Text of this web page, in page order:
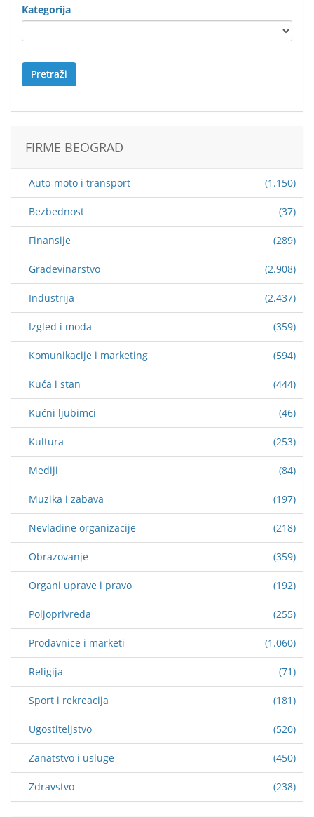
Kategorija
Pretraži
FIRME BEOGRAD
Auto-moto i transport (1.150)
Bezbednost (37)
Finansije (289)
Građevinarstvo (2.908)
Industrija (2.437)
Izgled i moda (359)
Komunikacije i marketing (594)
Kuća i stan (444)
Kućni ljubimci (46)
Kultura (253)
Mediji (84)
Muzika i zabava (197)
Nevladine organizacije (218)
Obrazovanje (359)
Organi uprave i pravo (192)
Poljoprivreda (255)
Prodavnice i marketi (1.060)
Religija (71)
Sport i rekreacija (181)
Ugostiteljstvo (520)
Zanatstvo i usluge (450)
Zdravstvo (238)